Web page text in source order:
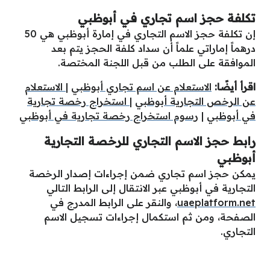
تكلفة حجز اسم تجاري في أبوظبي
إن تكلفة حجز الاسم التجاري في إمارة أبوظبي هي 50
درهماً إماراتي علماً أن سداد كلفة الحجز يتم بعد
الموافقة على الطلب من قبل اللجنة المختصة.
اقرأ أيضًا: الاستعلام عن اسم تجاري أبوظبي | الاستعلام
عن الرخص التجارية أبوظبي | استخراج رخصة تجارية
في أبوظبي | رسوم استخراج رخصة تجارية في أبوظبي
رابط حجز الاسم التجاري للرخصة التجارية
أبوظبي
يمكن حجز اسم تجاري ضمن إجراءات إصدار الرخصة
التجارية في أبوظبي عبر الانتقال إلى الرابط التالي
uaeplatform.net، والنقر على الرابط المدرج في
الصفحة، ومن ثم استكمال إجراءات تسجيل الاسم
التجاري.